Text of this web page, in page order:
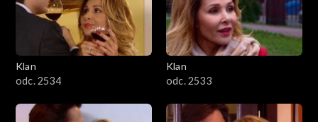
Klan
odc. 2534
Klan
odc. 2533